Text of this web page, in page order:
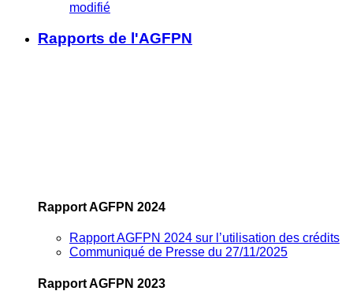
modifié
Rapports de l'AGFPN
Rapport AGFPN 2024
Rapport AGFPN 2024 sur l’utilisation des crédits
Communiqué de Presse du 27/11/2025
Rapport AGFPN 2023